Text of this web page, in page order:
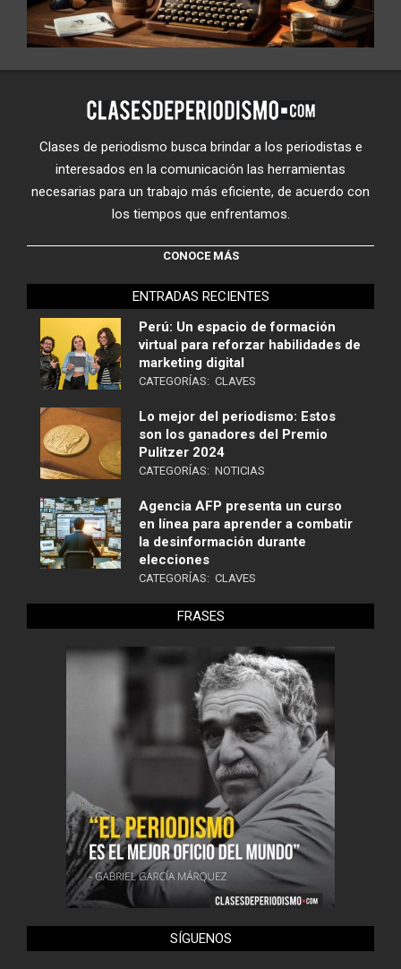
Clases de periodismo busca brindar a los periodistas e
interesados en la comunicación las herramientas
necesarias para un trabajo más eficiente, de acuerdo con
los tiempos que enfrentamos.
CONOCE MÁS
ENTRADAS RECIENTES
Perú: Un espacio de formación
virtual para reforzar habilidades de
marketing digital
CATEGORÍAS: CLAVES
Lo mejor del periodismo: Estos
son los ganadores del Premio
Pulitzer 2024
CATEGORÍAS: NOTICIAS
Agencia AFP presenta un curso
en línea para aprender a combatir
la desinformación durante
elecciones
CATEGORÍAS: CLAVES
FRASES
SÍGUENOS